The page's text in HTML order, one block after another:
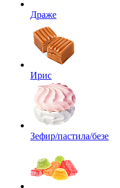
Драже
Ирис
Зефир/пастила/безе